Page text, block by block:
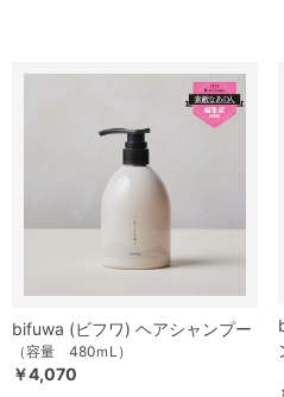
bifuwa (ビフワ) ヘアシャンプー
（容量 480ｍL）
￥4,070